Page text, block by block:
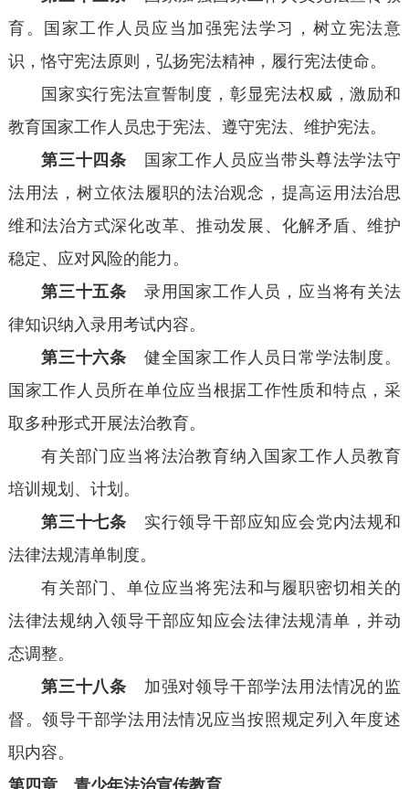
育。国家工作人员应当加强宪法学习，树立宪法意
识，恪守宪法原则，弘扬宪法精神，履行宪法使命。
国家实行宪法宣誓制度，彰显宪法权威，激励和
教育国家工作人员忠于宪法、遵守宪法、维护宪法。
第三十四条 国家工作人员应当带头尊法学法守
法用法，树立依法履职的法治观念，提高运用法治思
维和法治方式深化改革、推动发展、化解矛盾、维护
稳定、应对风险的能力。
第三十五条 录用国家工作人员，应当将有关法
律知识纳入录用考试内容。
第三十六条 健全国家工作人员日常学法制度。
国家工作人员所在单位应当根据工作性质和特点，采
取多种形式开展法治教育。
有关部门应当将法治教育纳入国家工作人员教育
培训规划、计划。
第三十七条 实行领导干部应知应会党内法规和
法律法规清单制度。
有关部门、单位应当将宪法和与履职密切相关的
法律法规纳入领导干部应知应会法律法规清单，并动
态调整。
第三十八条 加强对领导干部学法用法情况的监
督。领导干部学法用法情况应当按照规定列入年度述
职内容。
第四章 青少年法治宣传教育